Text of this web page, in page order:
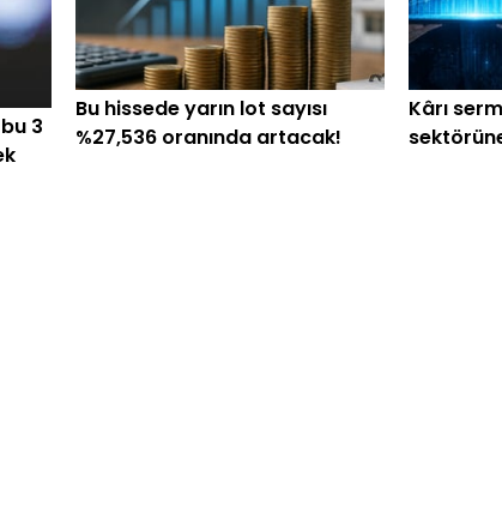
3
Bu hissede yarın lot sayısı
%27,536 oranında artacak!
Kârı